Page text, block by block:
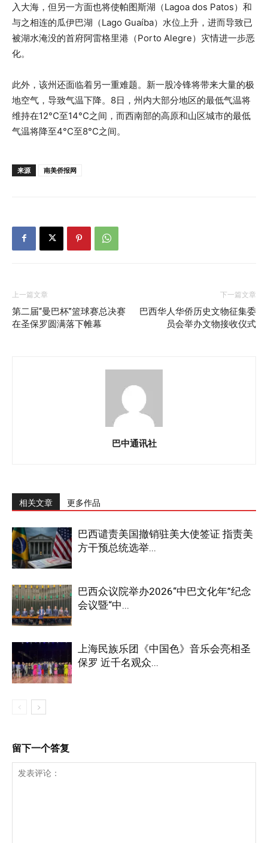
入大海，但另一方面也将使帕图斯湖（Lagoa dos Patos）和
与之相连的瓜伊巴湖（Lago Guaíba）水位上升，进而导致已
被湖水淹没的首府阿雷格里港（Porto Alegre）灾情进一步恶
化。
此外，该州还面临着另一重难题。新一股冷锋将带来大量的极
地空气，导致气温下降。8日，州内大部分地区的最低气温将
维持在12°C至14°C之间，而西南部的高原和山区城市的最低
气温将降至4°C至8°C之间。
来源 南美侨报网
上一篇文章
第二届“曼巴杯”篮球赛总决赛
在圣保罗圆满落下帷幕
下一篇文章
巴西华人华侨历史文物征集委
员会举办文物接收仪式
巴中通讯社
相关文章 更多作品
巴西谴责美国撤销驻美大使签证 指责美
方干预总统选举...
巴西众议院举办2026“中巴文化年”纪念
会议暨“中...
上海民族乐团《中国色》音乐会亮相圣
保罗 近千名观众...
留下一个答复